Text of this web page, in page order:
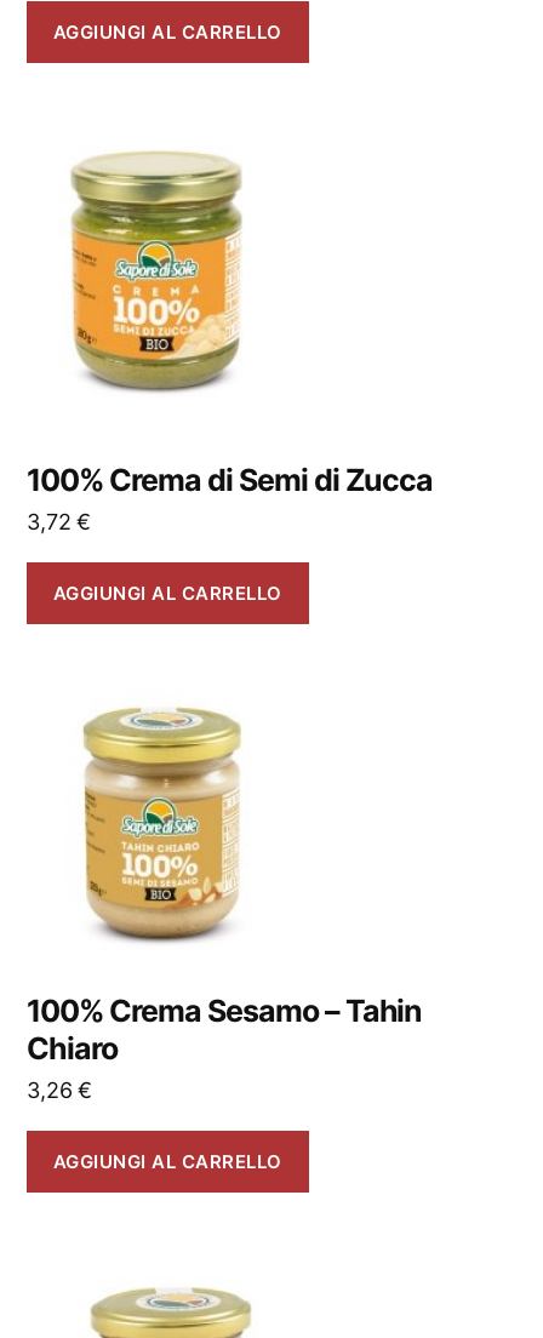
AGGIUNGI AL CARRELLO
100% Crema di Semi di Zucca
3,72€
AGGIUNGI AL CARRELLO
100% Crema Sesamo – Tahin
Chiaro
3,26€
AGGIUNGI AL CARRELLO